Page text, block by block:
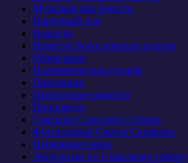
Мужской хор Анести
Народный хор
Новости
Новости Богословских курсов
Обзор книг
Паломническая служба
Праздники
Приходские новости
Проповеди
Святыни Спасского собора
Фотогалерея Сергея Склярова
Церковная лавка
Экскурсии по Спасскому собору